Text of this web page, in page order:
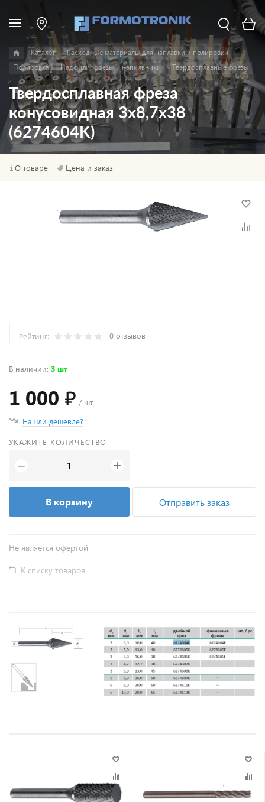
Каталог
Расходные материалы для наплавки и полировки
Полировка
Надфили, фрезы и напильники Твердосплавные фрезы
Твердосплавная фреза
конусовидная 3x8,7x38
(6274604K)
О товаре Цена и заказ
Рейтинг: 0 отзывов
В наличии: 3 шт
1 000 ₽ / шт
Нашли дешевле?
УКАЖИТЕ КОЛИЧЕСТВО
− +
В корзину Отправить заказ
Не является офертой
К списку товаров